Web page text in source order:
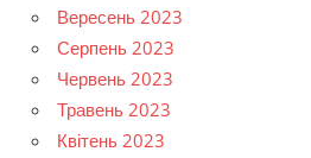
Вересень 2023
Серпень 2023
Червень 2023
Травень 2023
Квітень 2023